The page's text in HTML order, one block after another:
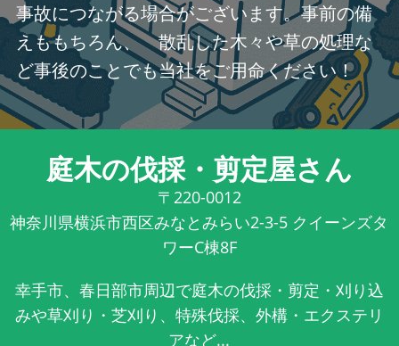
事故につながる場合がございます。事前の備
えももちろん、 散乱した木々や草の処理な
ど事後のことでも当社をご用命ください！
庭木の伐採・剪定屋さん
〒220-0012
神奈川県横浜市西区みなとみらい2-3-5 クイーンズタ
ワーC棟8F
幸手市、春日部市周辺で庭木の伐採・剪定・刈り込
みや草刈り・芝刈り、特殊伐採、外構・エクステリ
アなど...